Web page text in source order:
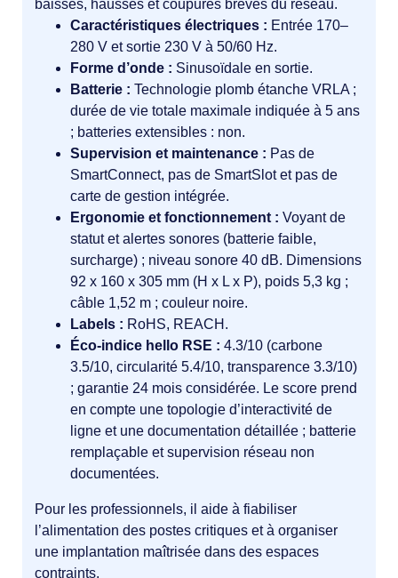
baisses, hausses et coupures brèves du réseau.
Caractéristiques électriques : Entrée 170–
280 V et sortie 230 V à 50/60 Hz.
Forme d’onde : Sinusoïdale en sortie.
Batterie : Technologie plomb étanche VRLA ;
durée de vie totale maximale indiquée à 5 ans
; batteries extensibles : non.
Supervision et maintenance : Pas de
SmartConnect, pas de SmartSlot et pas de
carte de gestion intégrée.
Ergonomie et fonctionnement : Voyant de
statut et alertes sonores (batterie faible,
surcharge) ; niveau sonore 40 dB. Dimensions
92 x 160 x 305 mm (H x L x P), poids 5,3 kg ;
câble 1,52 m ; couleur noire.
Labels : RoHS, REACH.
Éco-indice hello RSE : 4.3/10 (carbone
3.5/10, circularité 5.4/10, transparence 3.3/10)
; garantie 24 mois considérée. Le score prend
en compte une topologie d’interactivité de
ligne et une documentation détaillée ; batterie
remplaçable et supervision réseau non
documentées.
Pour les professionnels, il aide à fiabiliser
l’alimentation des postes critiques et à organiser
une implantation maîtrisée dans des espaces
contraints.